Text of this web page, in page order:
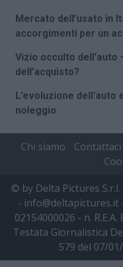
Mercato dell’usato in
accorgimenti per un
Vizio occulto
dell’acquisto?
L’evoluzione
noleggio
Chi siamo Contattaci
© by Delta Pictures
- info@deltapictures.it -
02154000026 - n.
Testata Giornalistica
579 del 07/